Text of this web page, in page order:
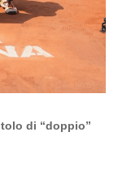
di “doppio”